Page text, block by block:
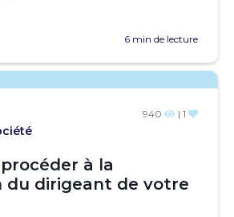
6 min de lecture
940 | 1
à la
du dirigeant de votre